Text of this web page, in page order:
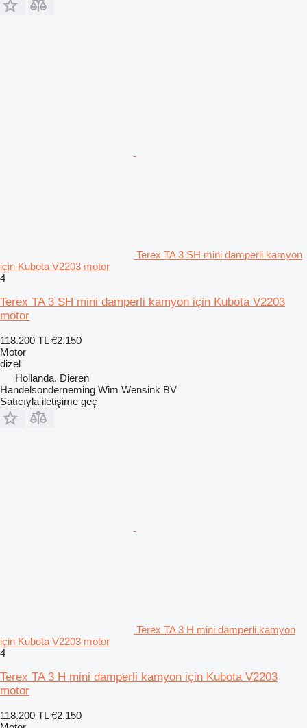
Terex TA 3 SH mini damperli kamyon
için Kubota V2203 motor
4
Terex TA 3 SH mini damperli kamyon için Kubota V2203
motor
118.200 TL €2.150
Motor
dizel
Hollanda, Dieren
Handelsonderneming Wim Wensink BV
Satıcıyla iletişime geç
Terex TA 3 H mini damperli kamyon
için Kubota V2203 motor
4
Terex TA 3 H mini damperli kamyon için Kubota V2203
motor
118.200 TL €2.150